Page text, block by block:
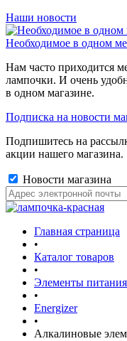
Наши новости
Необходимое в одном
Нам часто приходится
лампочки. И очень
в одном магазине.
Подписка на новости
Подпишитесь на
акции нашего магазина.
Новости магазина
Главная страница
•
Каталог товаров
•
Элементы питания
•
Energizer
•
Алкалиновые